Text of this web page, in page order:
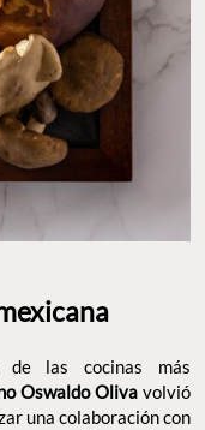
de las cocinas más
Oswaldo Oliva volvió
una colaboración con